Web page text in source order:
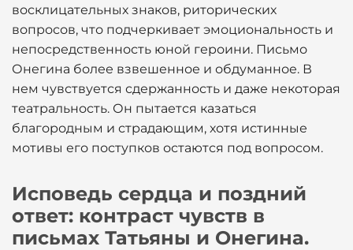
восклицательных знаков, риторических
вопросов, что подчеркивает эмоциональность и
непосредственность юной героини. Письмо
Онегина более взвешенное и обдуманное. В
нем чувствуется сдержанность и даже некоторая
театральность. Он пытается казаться
благородным и страдающим, хотя истинные
мотивы его поступков остаются под вопросом.
Исповедь сердца и поздний
ответ: контраст чувств в
письмах Татьяны и Онегина.